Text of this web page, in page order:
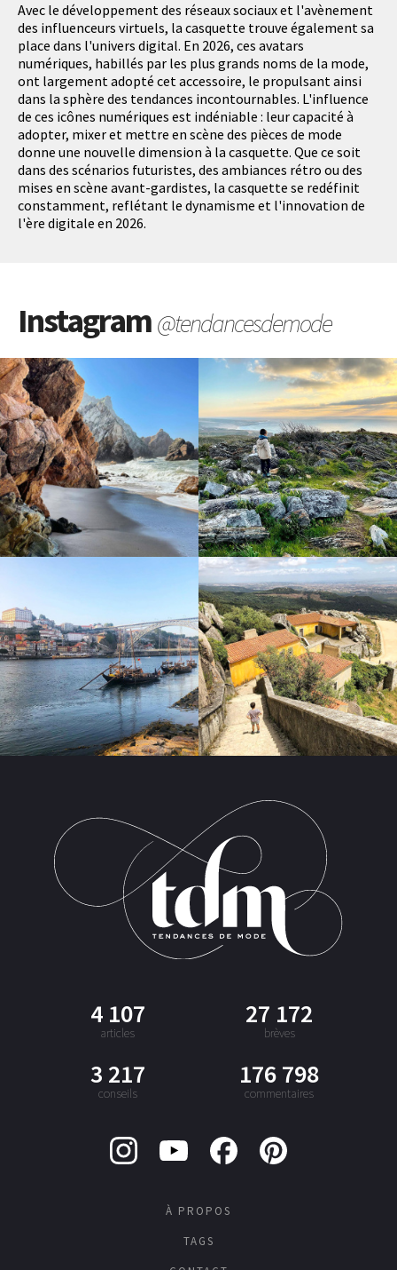
Avec le développement des réseaux sociaux et l'avènement
des influenceurs virtuels, la casquette trouve également sa
place dans l'univers digital. En 2026, ces avatars
numériques, habillés par les plus grands noms de la mode,
ont largement adopté cet accessoire, le propulsant ainsi
dans la sphère des tendances incontournables. L'influence
de ces icônes numériques est indéniable : leur capacité à
adopter, mixer et mettre en scène des pièces de mode
donne une nouvelle dimension à la casquette. Que ce soit
dans des scénarios futuristes, des ambiances rétro ou des
mises en scène avant-gardistes, la casquette se redéfinit
constamment, reflétant le dynamisme et l'innovation de
l'ère digitale en 2026.
Instagram@tendancesdemode
4 107
articles
27 172
brèves
3 217
conseils
176 798
commentaires
À PROPOS
TAGS